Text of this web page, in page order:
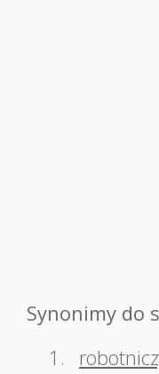
Synonimy do
1.